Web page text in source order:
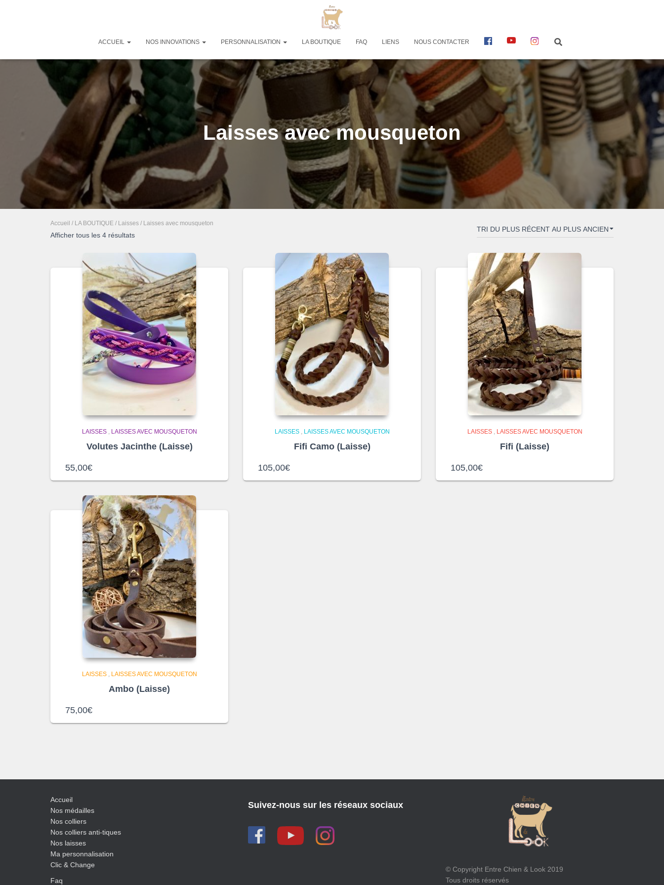
ACCUEIL NOS INNOVATIONS PERSONNALISATION LA BOUTIQUE FAQ LIENS NOUS CONTACTER FACEBOOKYOUTUBEINSTAGRAM
Laisses avec mousqueton
Accueil / LA BOUTIQUE / Laisses / Laisses avec mousqueton
Afficher tous les 4 résultats
LAISSES, LAISSES AVEC MOUSQUETON
Volutes Jacinthe (Laisse)
55,00€
LAISSES, LAISSES AVEC MOUSQUETON
Fifi Camo (Laisse)
105,00€
LAISSES, LAISSES AVEC MOUSQUETON
Fifi (Laisse)
105,00€
LAISSES, LAISSES AVEC MOUSQUETON
Ambo (Laisse)
75,00€
Accueil
Nos médailles
Nos colliers
Nos colliers anti-tiques
Nos laisses
Ma personnalisation
Clic & Change
Faq
Suivez-nous sur les réseaux sociaux
© Copyright Entre Chien & Look 2019
Tous droits réservés